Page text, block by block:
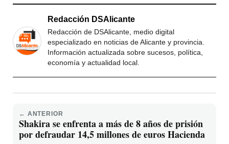
Redacción DSAlicante
Redacción de DSAlicante, medio digital
especializado en noticias de Alicante y provincia.
Información actualizada sobre sucesos, política,
economía y actualidad local.
← ANTERIOR
Shakira se enfrenta a más de 8 años de prisión
por defraudar 14,5 millones de euros Hacienda